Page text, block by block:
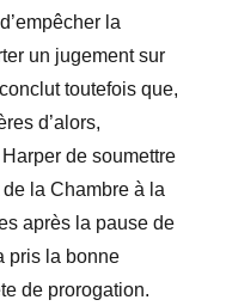
la
un jugement sur
toutefois que,
d’alors,
de soumettre
la Chambre à la
après la pause de
pris la bonne
de prorogation.